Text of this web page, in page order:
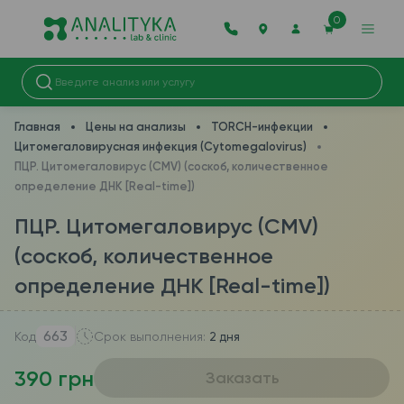
0
Главная Цены на анализы
TORCH-инфекции
Цитомегаловирусная инфекция (Cytomegalovirus)
ПЦР. Цитомегаловирус (CMV) (соскоб, количественное
определение ДНК [Real-time])
ПЦР. Цитомегаловирус (CMV)
(соскоб, количественное
определение ДНК [Real-time])
Код 663 Срок выполнения: 2 дня
390 грн Заказать